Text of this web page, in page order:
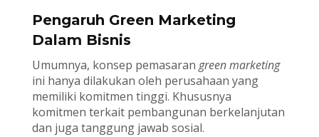
Pengaruh Green Marketing
Dalam Bisnis
Umumnya, konsep pemasarangreen marketing
ini hanya dilakukan oleh perusahaan yang
memiliki komitmen tinggi. Khususnya
komitmen terkait pembangunan berkelanjutan
dan juga tanggung jawab sosial.